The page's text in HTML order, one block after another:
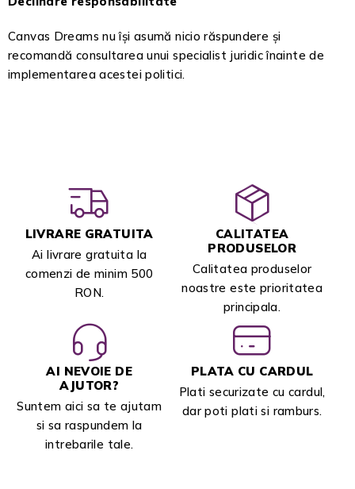
Canvas Dreams nu își asumă nicio răspundere și
recomandă consultarea unui specialist juridic înainte de
implementarea acestei politici.
LIVRARE GRATUITA
Ai livrare gratuita la
comenzi de minim 500
RON.
CALITATEA
PRODUSELOR
Calitatea produselor
noastre este prioritatea
principala.
AI NEVOIE DE
AJUTOR?
Suntem aici sa te ajutam
si sa raspundem la
intrebarile tale.
PLATA CU CARDUL
Plati securizate cu cardul,
dar poti plati si ramburs.